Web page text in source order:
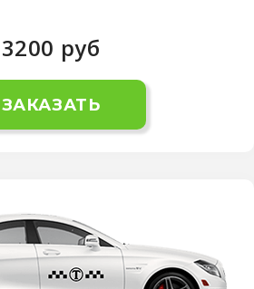
3200 руб
ЗАКАЗАТЬ